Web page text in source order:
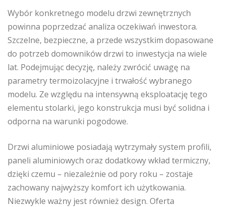
Wybór konkretnego modelu drzwi zewnętrznych
powinna poprzedzać analiza oczekiwań inwestora.
Szczelne, bezpieczne, a przede wszystkim dopasowane
do potrzeb domowników drzwi to inwestycja na wiele
lat. Podejmując decyzję, należy zwrócić uwagę na
parametry termoizolacyjne i trwałość wybranego
modelu. Ze względu na intensywną eksploatację tego
elementu stolarki, jego konstrukcja musi być solidna i
odporna na warunki pogodowe.
Drzwi aluminiowe posiadają wytrzymały system profili,
paneli aluminiowych oraz dodatkowy wkład termiczny,
dzięki czemu – niezależnie od pory roku – zostaje
zachowany najwyższy komfort ich użytkowania.
Niezwykle ważny jest również design. Oferta